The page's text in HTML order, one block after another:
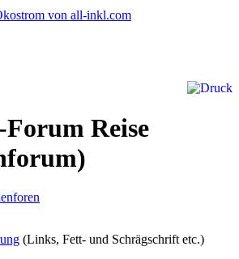
Reise
(Links, Fett- und Schrägschrift etc.)